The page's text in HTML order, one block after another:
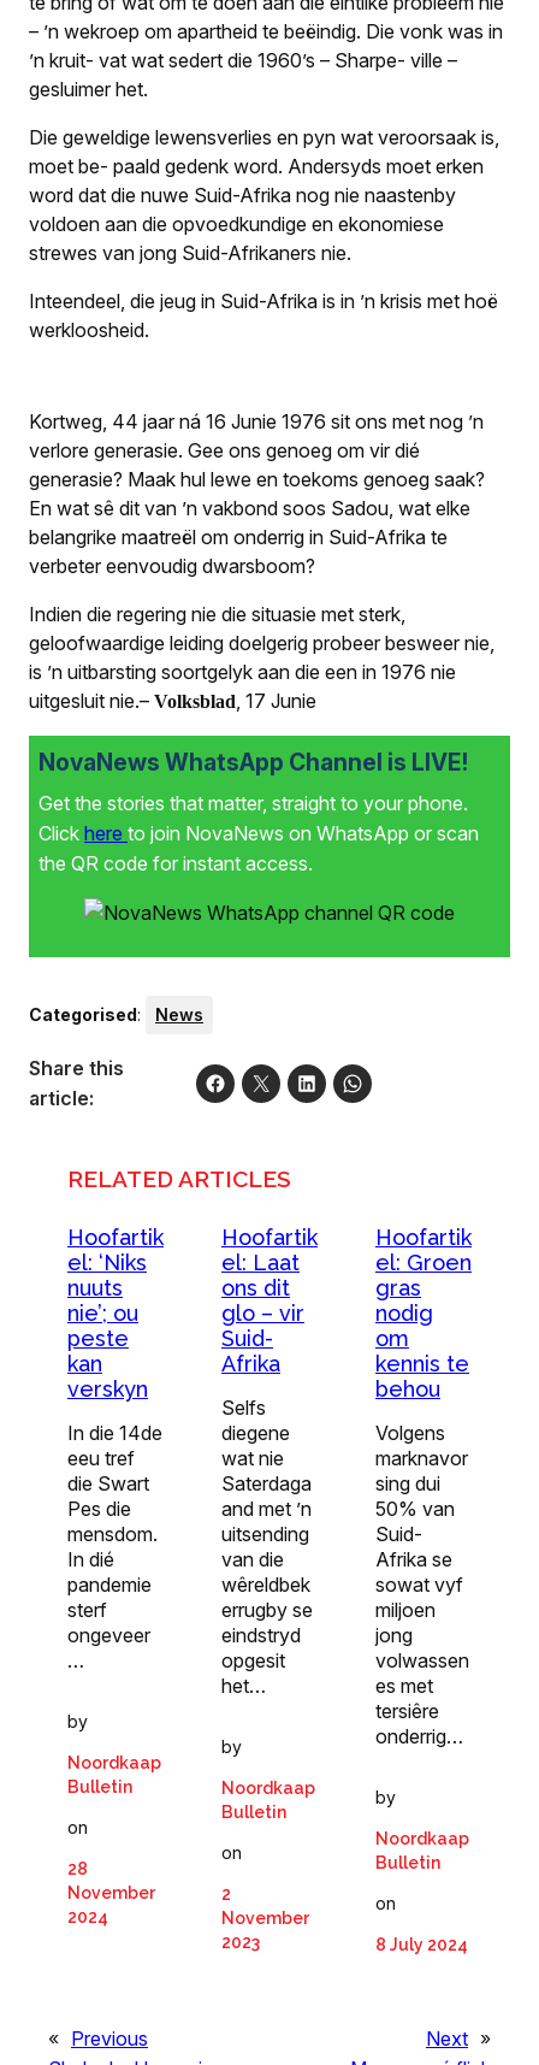
– ’n wekroep om apartheid te beëindig. Die vonk was in
’n kruit- vat wat sedert die 1960’s – Sharpe- ville –
gesluimer het.
Die geweldige lewensverlies en pyn wat veroorsaak is,
moet be- paald gedenk word. Andersyds moet erken
word dat die nuwe Suid-Afrika nog nie naastenby
voldoen aan die opvoedkundige en ekonomiese
strewes van jong Suid-Afrikaners nie.
Inteendeel, die jeug in Suid-Afrika is in ’n krisis met hoë
werkloosheid.
Kortweg, 44 jaar ná 16 Junie 1976 sit ons met nog ’n
verlore generasie. Gee ons genoeg om vir dié
generasie? Maak hul lewe en toekoms genoeg saak?
En wat sê dit van ’n vakbond soos Sadou, wat elke
belangrike maatreël om onderrig in Suid-Afrika te
verbeter eenvoudig dwarsboom?
Indien die regering nie die situasie met sterk,
geloofwaardige leiding doelgerig probeer besweer nie,
is ’n uitbarsting soortgelyk aan die een in 1976 nie
uitgesluit nie.– Volksblad, 17 Junie
NovaNews WhatsApp Channel is LIVE!
Get the stories that matter, straight to your phone.
Click here to join NovaNews on WhatsApp or scan
the QR code for instant access.
Categorised: News
Share this
article:
RELATED ARTICLES
Hoofartik
el: ‘Niks
nuuts
nie’; ou
peste
kan
verskyn
In die 14de
eeu tref
die Swart
Pes die
mensdom.
In dié
pandemie
sterf
ongeveer
…
by
Noordkaap
Bulletin
on
28
November
2024
Hoofartik
el: Laat
ons dit
glo – vir
Suid-
Afrika
Selfs
diegene
wat nie
Saterdaga
and met ’n
uitsending
van die
wêreldbek
errugby se
eindstryd
opgesit
het…
by
Noordkaap
Bulletin
on
2
November
2023
Hoofartik
el: Groen
gras
nodig
om
kennis te
behou
Volgens
marknavor
sing dui
50% van
Suid-
Afrika se
sowat vyf
miljoen
jong
volwassen
es met
tersiêre
onderrig…
by
Noordkaap
Bulletin
on
8 July 2024
« Previous
Next »